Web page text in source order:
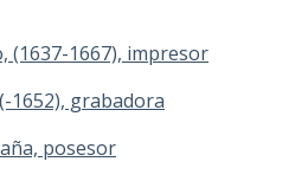
(1637-1667), impresor
1652), grabadora
posesor